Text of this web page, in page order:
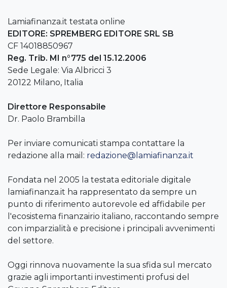
Lamiafinanza.it testata online
EDITORE: SPREMBERG EDITORE SRL SB
CF 14018850967
Reg. Trib. MI n°775 del 15.12.2006
Sede Legale: Via Albricci 3
20122 Milano, Italia
Direttore Responsabile
Dr. Paolo Brambilla
Per inviare comunicati stampa contattare la
redazione alla mail: redazione@lamiafinanza.it
Fondata nel 2005 la testata editoriale digitale
lamiafinanza.it ha rappresentato da sempre un
punto di riferimento autorevole ed affidabile per
l'ecosistema finanzairio italiano, raccontando sempre
con imparzialità e precisione i principali avvenimenti
del settore.
Oggi rinnova nuovamente la sua sfida sul mercato
grazie agli importanti investimenti profusi del